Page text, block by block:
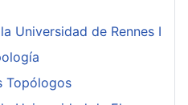
Universidad de Rennes I
Topólogos